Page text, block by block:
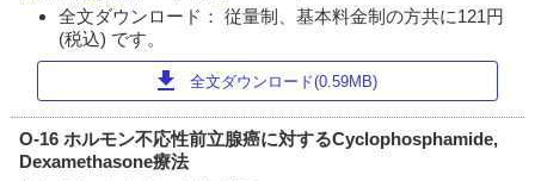
全文ダウンロード： 従量制、基本料金制の方共に121円
(税込) です。
download 全文ダウンロード(0.59MB)
O-16 ホルモン不応性前立腺癌に対するCyclophosphamide,
Dexamethasone療法